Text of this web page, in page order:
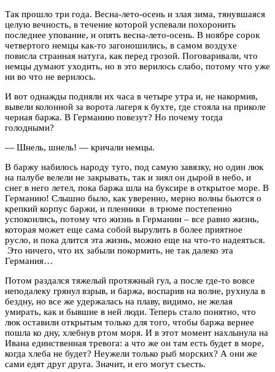
Так прошло три года. Весна-лето-осень и злая зима, тянувшаяся
целую вечность, в течение которой успевали похоронить
последнее упование, и опять весна-лето-осень. В ноябре сорок
четвертого немцы как-то загоношились, в самом воздухе
повисла странная натуга, как перед грозой. Поговаривали, что
немцы думают уходить, но в это верилось слабо, потому что уже
ни во что не верилось.
И вот однажды подняли их часа в четыре утра и, не накормив,
вывели колонной за ворота лагеря к бухте, где стояла на приколе
черная баржа. В Германию повезут? Но почему тогда
голодными?
— Шнель, шнель! — кричали немцы.
В баржу набилось народу туго, под самую завязку, но один люк
на палубе велели не закрывать, так и зиял он дырой в небо, и
снег в него летел, пока баржа шла на буксире в открытое море. В
Германию! Слышно было, как уверенно, мерно волны бьются о
крепкий корпус баржи, и пленники в трюме постепенно
успокоились, потому что жизнь в Германии – все равно жизнь,
которая может еще сама собой вырулить в более приятное
русло, и пока длится эта жизнь, можно еще на что-то надеяться.
Это ничего, что их забыли покормить, не так далеко эта
Германия…
Потом раздался тяжелый протяжный гул, а после где-то вовсе
неподалеку грянул взрыв, и баржа, воспарив на волне, рухнула в
бездну, но все же удержалась на плаву, видимо, не желая
умирать, как и бывшие в ней люди. Теперь стало понятно, что
люк оставили открытым только для того, чтобы баржа вернее
пошла ко дну, хлебнув ртом моря. И в этот момент нахлынула на
Ивана единственная тревога: а что же он там есть будет в море,
когда хлеба не будет? Неужели только рыб морских? А они же
сами едят друг друга. Значит, и его могут съесть.